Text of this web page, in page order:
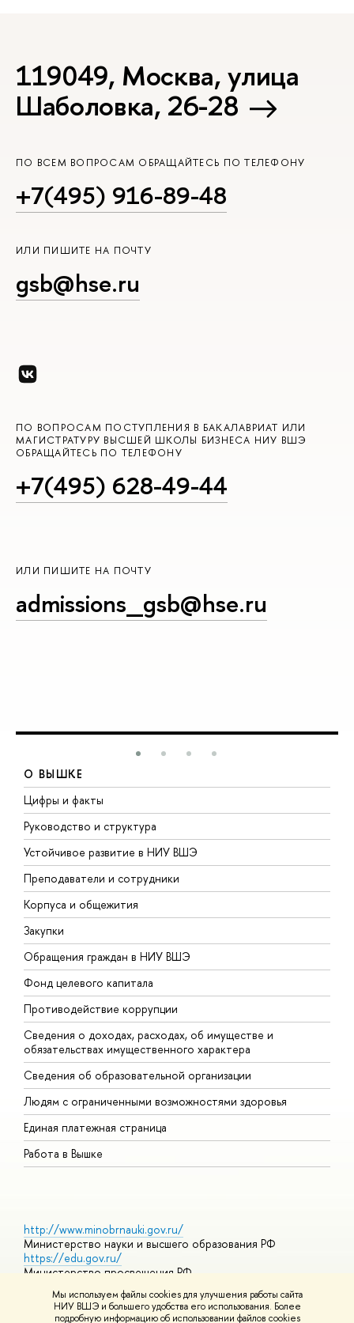
Мы используем файлы cookies для улучшения работы сайта
НИУ ВШЭ и большего удобства его использования. Более
подробную информацию об использовании файлов cookies
119049, Москва, улица
Шаболовка, 26-28
ПО ВСЕМ ВОПРОСАМ ОБРАЩАЙТЕСЬ ПО ТЕЛЕФОНУ
+7(495) 916-89-48
ИЛИ ПИШИТЕ НА ПОЧТУ
gsb@hse.ru
ПО ВОПРОСАМ ПОСТУПЛЕНИЯ В БАКАЛАВРИАТ ИЛИ
МАГИСТРАТУРУ ВЫСШЕЙ ШКОЛЫ БИЗНЕСА НИУ ВШЭ
ОБРАЩАЙТЕСЬ ПО ТЕЛЕФОНУ
+7(495) 628-49-44
ИЛИ ПИШИТЕ НА ПОЧТУ
admissions_gsb@hse.ru
О ВЫШКЕ
Цифры и факты
Руководство и структура
Устойчивое развитие в НИУ ВШЭ
Преподаватели и сотрудники
Корпуса и общежития
Закупки
Обращения граждан в НИУ ВШЭ
Фонд целевого капитала
Противодействие коррупции
Сведения о доходах, расходах, об имуществе и
обязательствах имущественного характера
Сведения об образовательной организации
Людям с ограниченными возможностями здоровья
Единая платежная страница
Работа в Вышке
http://www.minobrnauki.gov.ru/
Министерство науки и высшего образования РФ
https://edu.gov.ru/
Министерство просвещения РФ
https://elearning.hse.ru/mooc
Массовые открытые онлайн-курсы